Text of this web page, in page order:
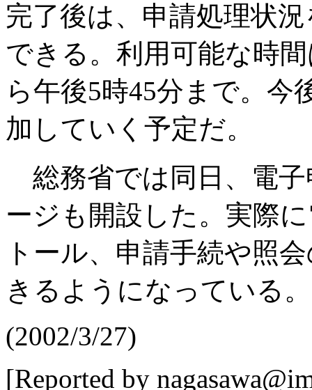
完了後は、申請処理状
できる。利用可能な時
ら午後5時45分まで。今
加していく予定だ。
総務省では同日、電
ージも開設した。実際
トール、申請手続や照
きるようになっている。
(2002/3/27)
[Reported by